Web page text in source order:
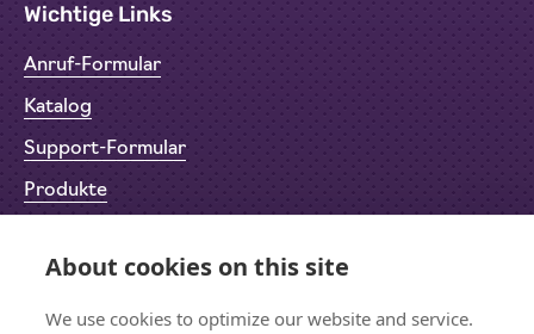
Wichtige Links
Anruf-Formular
Katalog
Support-Formular
Produkte
Datenschutz
Impressum
About cookies on this site
We use cookies to optimize our website and service.